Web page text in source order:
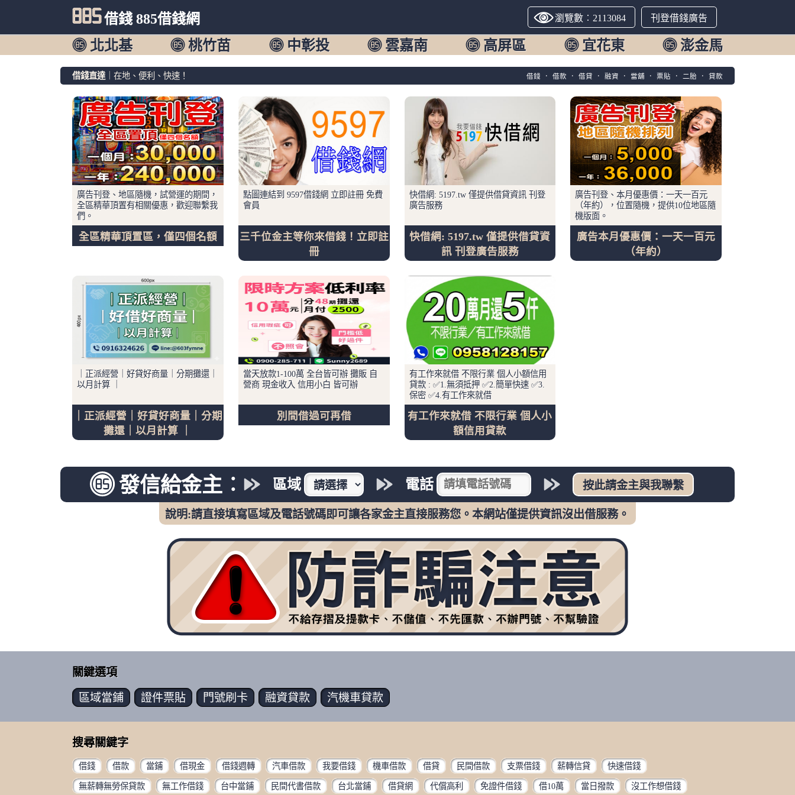
借錢 885借錢網 瀏覽數︰2113084 刊登借錢廣告
北北基 桃竹苗 中彰投 雲嘉南 高屏區 宜花東 澎金馬
借錢直達 ｜在地、便利、快速！ 借錢 ． 借款 ． 借貸 ． 融資 ． 當舖 ． 票貼 ． 二胎 ． 貸款
廣告刊登、地區隨機，試營運的期間，
全區精華頂置有相關優惠，歡迎聯繫我
們。
全區精華頂置區，僅四個名額
點圖連結到 9597借錢網 立即註冊 免費
會員
三千位金主等你來借錢！立即註
冊
快借網: 5197.tw 僅提供借貸資訊 刊登
廣告服務
快借網: 5197.tw 僅提供借貸資
訊 刊登廣告服務
廣告刊登、本月優惠價：一天一百元
（年約），位置隨機，提供10位地區隨
機版面。
廣告本月優惠價：一天一百元
（年約）
｜正派經營｜好貸好商量｜分期攤還｜
以月計算 ｜
｜正派經營｜好貸好商量｜分期
攤還｜以月計算 ｜
當天放款1-100萬 全台皆可辦 攤販 自
營商 現金收入 信用小白 皆可辦
別間借過可再借
有工作來就借 不限行業 個人小額信用
貸款 : ✅1.無須抵押 ✅2.簡單快速 ✅3.
保密 ✅4.有工作來就借
有工作來就借 不限行業 個人小
額信用貸款
發信給金主︰ 區域 電話
說明:請直接填寫區域及電話號碼即可讓各家金主直接服務您。本網站僅提供資訊沒出借服務。
關鍵選項
區域當鋪 證件票貼 門號刷卡 融資貸款 汽機車貸款
搜尋關鍵字
借錢 借款 當鋪 借現金 借錢週轉 汽車借款 我要借錢 機車借款 借貸 民間借款 支票借錢 薪轉信貸 快速借錢
無薪轉無勞保貸款 無工作借錢 台中當鋪 民間代書借款 台北當鋪 借貸網 代償高利 免證件借錢 借10萬 當日撥款 沒工作想借錢